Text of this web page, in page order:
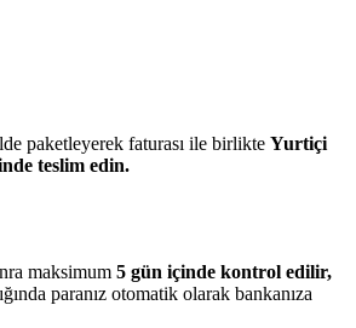
paketleyerek faturası ile birlikte Yurtiçi
teslim edin.
maksimum 5 gün içinde kontrol edilir,
paranız otomatik olarak bankanıza